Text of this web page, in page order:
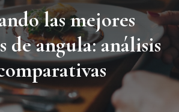
las mejores
de angula: análisis